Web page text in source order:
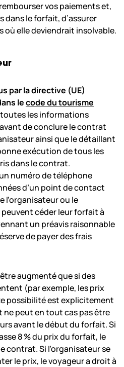
vos paiements et,
dans le forfait, d’assurer
où elle deviendrait insolvable.
par la directive (UE)
lecode du tourisme
les informations
de conclure le contrat
ainsi que le détaillant
exécution de tous les
dans le contrat.
numéro de téléphone
d’un point de contact
l’organisateur ou le
céder leur forfait à
un préavis raisonnable
de payer des frais
augmenté que si des
(par exemple, les prix
possibilité est explicitement
ne peut en tout cas pas être
avant le début du forfait. Si
8 % du prix du forfait, le
contrat. Si l’organisateur se
le prix, le voyageur a droit à